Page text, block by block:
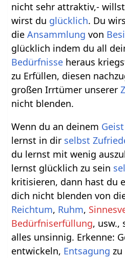
nicht sehr attraktiv,-
wirst du glücklich. Du
dieAnsammlung von
glücklich indem du all
Bedürfnisse heraus
zu Erfüllen, diesen
großen Irrtümer unserer
nicht blenden.
Wenn du an deinem Geist
lernst in dir selbst
du lernst mit wenig
lernst glücklich zu sein
kritisieren, dann hast du
dich nicht blenden von
Reichtum, Ruhm,
Bedürfniserfüllung, usw.,
alles unsinnig. Erkenne:
entwickeln, Entsagung